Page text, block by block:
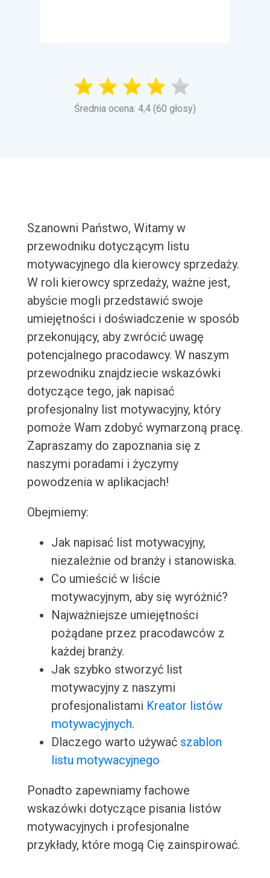
Średnia ocena: 4,4 (60 głosy)
Szanowni Państwo, Witamy w
przewodniku dotyczącym listu
motywacyjnego dla kierowcy sprzedaży.
W roli kierowcy sprzedaży, ważne jest,
abyście mogli przedstawić swoje
umiejętności i doświadczenie w sposób
przekonujący, aby zwrócić uwagę
potencjalnego pracodawcy. W naszym
przewodniku znajdziecie wskazówki
dotyczące tego, jak napisać
profesjonalny list motywacyjny, który
pomoże Wam zdobyć wymarzoną pracę.
Zapraszamy do zapoznania się z
naszymi poradami i życzymy
powodzenia w aplikacjach!
Obejmiemy:
Jak napisać list motywacyjny,
niezależnie od branży i stanowiska.
Co umieścić w liście
motywacyjnym, aby się wyróżnić?
Najważniejsze umiejętności
pożądane przez pracodawców z
każdej branży.
Jak szybko stworzyć list
motywacyjny z naszymi
profesjonalistami Kreator listów
motywacyjnych.
Dlaczego warto używać szablon
listu motywacyjnego
Ponadto zapewniamy fachowe
wskazówki dotyczące pisania listów
motywacyjnych i profesjonalne
przykłady, które mogą Cię zainspirować.